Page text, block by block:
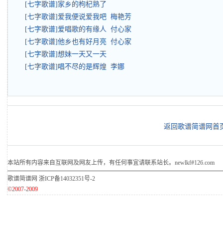
[七字歌谱]家乡的枸杞熟了
[七字歌谱]爱我便说爱我吧 梅艳芳
[七字歌谱]爱唱歌的有缘人 付心家
[七字歌谱]他乡也有好月亮 付心家
[七字歌谱]想妹一天又一天
[七字歌谱]唱不尽的是辉煌 李娜
返回歌谱简谱网首
本站所有内容来自互联网及网友上传，有任何事宜请联系站长。newlkf#126.com
歌谱简谱网 浙ICP备14032351号-2
©2007-2009